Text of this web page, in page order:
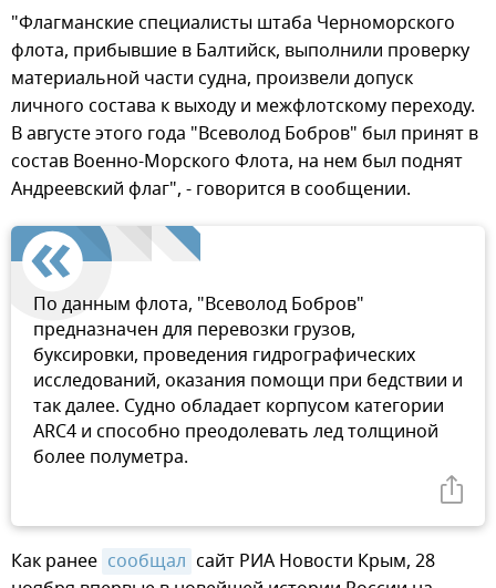
"Флагманские специалисты штаба Черноморского
флота, прибывшие в Балтийск, выполнили проверку
материальной части судна, произвели допуск
личного состава к выходу и межфлотскому переходу.
В августе этого года "Всеволод Бобров" был принят в
состав Военно-Морского Флота, на нем был поднят
Андреевский флаг", - говорится в сообщении.
По данным флота, "Всеволод Бобров"
предназначен для перевозки грузов,
буксировки, проведения гидрографических
исследований, оказания помощи при бедствии и
так далее. Судно обладает корпусом категории
ARC4 и способно преодолевать лед толщиной
более полуметра.
Как ранее сообщал сайт РИА Новости Крым, 28